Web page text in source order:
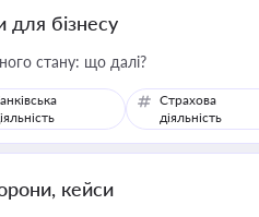
для бізнесу
стану: що далі?
Страхова
діяльність
кейси